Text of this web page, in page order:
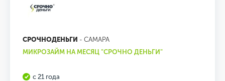
СРОЧНОДЕНЬГИ - САМАРА
МИКРОЗАЙМ НА МЕСЯЦ "СРОЧНО ДЕНЬГИ"
с 21 года